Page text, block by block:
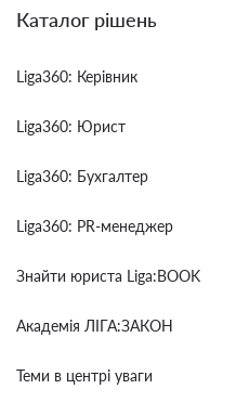
Каталог рішень
Liga360: Керівник
Liga360: Юрист
Liga360: Бухгалтер
Liga360: PR-менеджер
Знайти юриста Liga:BOOK
Академія ЛІГА:ЗАКОН
Теми в центрі уваги